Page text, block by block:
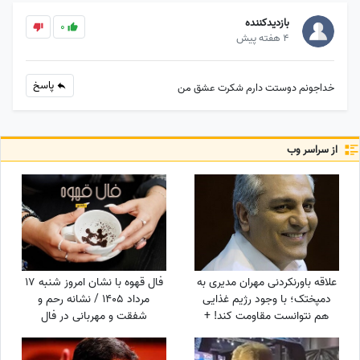
بازدیدکننده
4 هفته پیش
0
خداجونم دوستت دارم شکرت عشق من پاسخ
از سراسر وب
علاقه باورنکردنی مهران مدیری به
دمپختک؛ با وجود رژیم غذایی
هم نتوانست مقاومت کند! +
ویدئو
فال قهوه با نشان امروز شنبه 17
مرداد 1405 / نشانه رحم و
شفقت و مهربانی در فال
شماست، غافل نشوید؛ از
دوستان ناباب بپرهیزید